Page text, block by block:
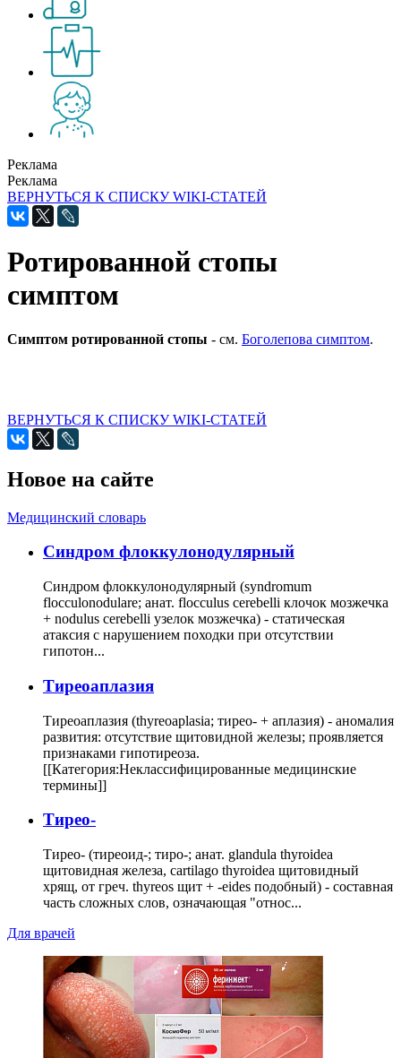
Реклама
Реклама
ВЕРНУТЬСЯ К СПИСКУ WIKI-СТАТЕЙ
Ротированной стопы
симптом
Симптом ротированной стопы - см. Боголепова симптом.
ВЕРНУТЬСЯ К СПИСКУ WIKI-СТАТЕЙ
Новое на сайте
Медицинский словарь
Cиндром флоккулонодулярный
Синдром флоккулонодулярный (syndromum
flocculonodulare; анат. flocculus cerebelli клочок мозжечка
+ nodulus cerebelli узелок мозжечка) - статическая
атаксия с нарушением походки при отсутствии
гипотон...
Тиреоаплазия
Тиреоаплазия (thyreoaplasia; тирео- + аплазия) - аномалия
развития: отсутствие щитовидной железы; проявляется
признаками гипотиреоза.
[[Категория:Неклассифицированные медицинские
термины]]
Тирео-
Тирео- (тиреоид-; тиро-; анат. glandula thyroidea
щитовидная железа, cartilago thyroidea щитовидный
хрящ, от греч. thyreos щит + -eides подобный) - составная
часть сложных слов, означающая "относ...
Для врачей